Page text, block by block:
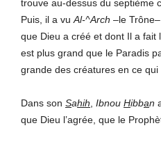
trouve au-dessus du septième
Puis, il a vuAl-^Arch –le
que Dieu a créé et dont Il a fait
est plus grand que le Paradis
grande des créatures en ce
Dans son Sahih, Ibnou Hibban